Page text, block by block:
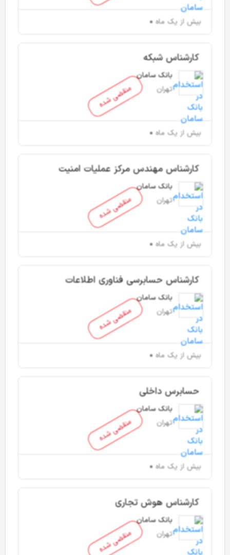
بیش از یک ماه
منقضی شده
کارشناس شبکه
بانک سامان
تهران
بیش از یک ماه
منقضی شده
کارشناس مهندس مرکز عملیات امنیت
بانک سامان
تهران
بیش از یک ماه
منقضی شده
کارشناس حسابرسی فناوری اطلاعات
بانک سامان
تهران
بیش از یک ماه
منقضی شده
حسابرس داخلی
بانک سامان
تهران
بیش از یک ماه
منقضی شده
کارشناس هوش تجاری
بانک سامان
تهران